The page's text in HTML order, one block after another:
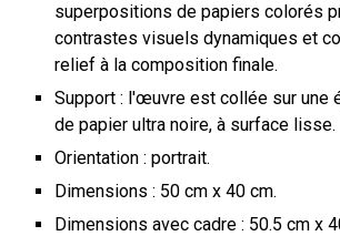
superpositions de papiers colorés
contrastes visuels dynamiques et
relief à la composition finale.
Support : l'œuvre est collée sur une
de papierultra noire, à surface lisse.
Orientation : portrait.
Dimensions : 50 cm x 40 cm.
Dimensions avec cadre : 50.5 cm x